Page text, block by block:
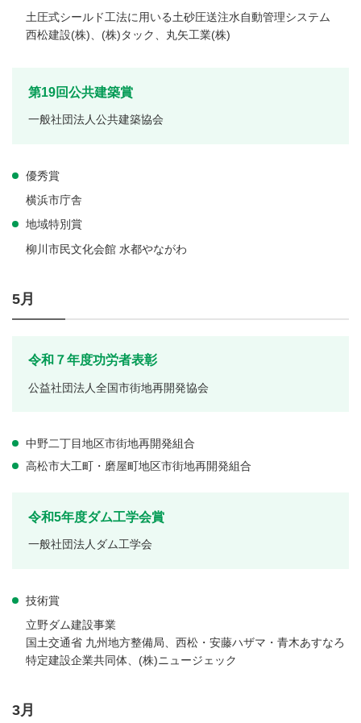
土圧式シールド工法に用いる土砂圧送注水自動管理システム
西松建設(株)、(株)タック、丸矢工業(株)
第19回公共建築賞
一般社団法人公共建築協会
優秀賞
横浜市庁舎
地域特別賞
柳川市民文化会館 水都やながわ
5月
令和７年度功労者表彰
公益社団法人全国市街地再開発協会
中野二丁目地区市街地再開発組合
高松市大工町・磨屋町地区市街地再開発組合
令和5年度ダム工学会賞
一般社団法人ダム工学会
技術賞
立野ダム建設事業
国土交通省 九州地方整備局、西松・安藤ハザマ・青木あすなろ
特定建設企業共同体、(株)ニュージェック
3月